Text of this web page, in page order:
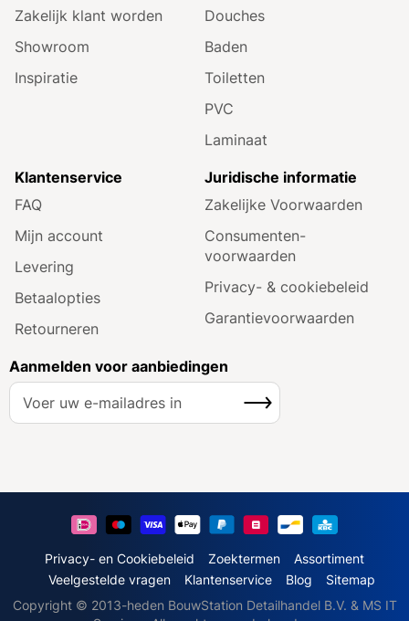
Zakelijk klant worden
Showroom
Inspiratie
Douches
Baden
Toiletten
PVC
Laminaat
Klantenservice
FAQ
Mijn account
Levering
Betaalopties
Retourneren
Juridische informatie
Zakelijke Voorwaarden
Consumenten­
voorwaarden
Privacy- & cookiebeleid
Garantie­voorwaarden
Aanmelden voor aanbiedingen
A
e
o
Inschrijven
Privacy- en Cookiebeleid Zoektermen
Assortiment
Veelgestelde vragen
Klantenservice Blog
Sitemap
Copyright © 2013-heden BouwStation Detailhandel B.V. & MS IT